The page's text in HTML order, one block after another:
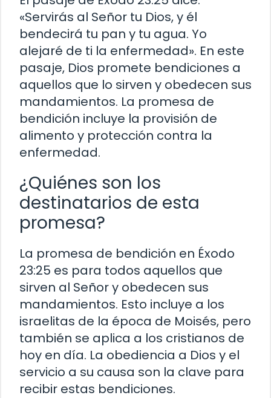
«Servirás al Señor tu Dios, y él
bendecirá tu pan y tu agua. Yo
alejaré de ti la enfermedad». En este
pasaje, Dios promete bendiciones a
aquellos que lo sirven y obedecen sus
mandamientos. La promesa de
bendición incluye la provisión de
alimento y protección contra la
enfermedad.
¿Quiénes son los
destinatarios de esta
promesa?
La promesa de bendición en Éxodo
23:25 es para todos aquellos que
sirven al Señor y obedecen sus
mandamientos. Esto incluye a los
israelitas de la época de Moisés, pero
también se aplica a los cristianos de
hoy en día. La obediencia a Dios y el
servicio a su causa son la clave para
recibir estas bendiciones.